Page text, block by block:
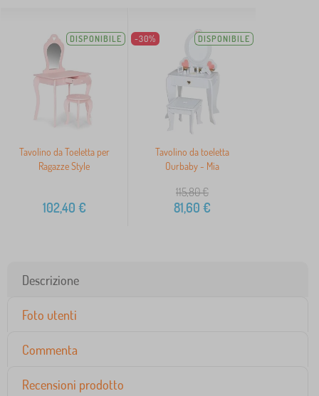
DISPONIBILE
Tavolino da Toeletta per
Ragazze Style
102,40 €
-30% DISPONIBILE
Tavolino da toeletta
Ourbaby - Mia
115,80€
81,60 €
Descrizione
Foto utenti
Commenta
Recensioni prodotto